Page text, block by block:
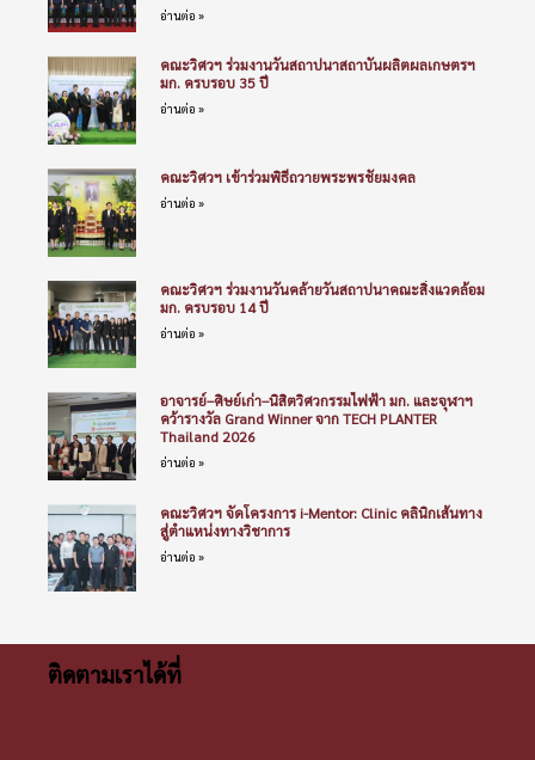
อ่านต่อ »
คณะวิศวฯ ร่วมงานวันสถาปนาสถาบันผลิตผลเกษตรฯ
มก. ครบรอบ 35 ปี
อ่านต่อ »
คณะวิศวฯ เข้าร่วมพิธีถวายพระพรชัยมงคล
อ่านต่อ »
คณะวิศวฯ ร่วมงานวันคล้ายวันสถาปนาคณะสิ่งแวดล้อม
มก. ครบรอบ 14 ปี
อ่านต่อ »
อาจารย์–ศิษย์เก่า–นิสิตวิศวกรรมไฟฟ้า มก. และจุฬาฯ
คว้ารางวัล Grand Winner จาก TECH PLANTER
Thailand 2026
อ่านต่อ »
คณะวิศวฯ จัดโครงการ i-Mentor: Clinic คลินิกเส้นทาง
สู่ตำแหน่งทางวิชาการ
อ่านต่อ »
ติดตามเราได้ที่